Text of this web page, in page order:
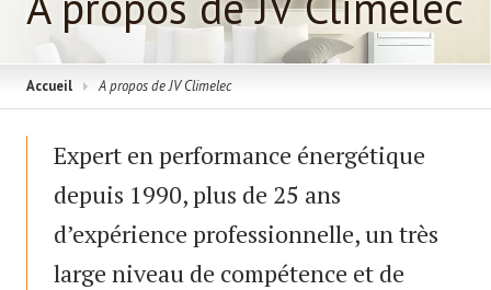
Accueil A propos de JV Climelec
Expert en performance énergétique
depuis 1990, plus de 25 ans
d’expérience professionnelle, un très
large niveau de compétence et de